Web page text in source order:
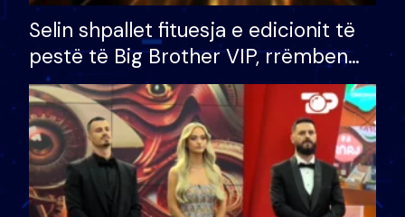
Selin shpallet fituesja e edicionit të
pestë të Big Brother VIP, rrëmben
çmimin e madh prej 100 mijë eurosh